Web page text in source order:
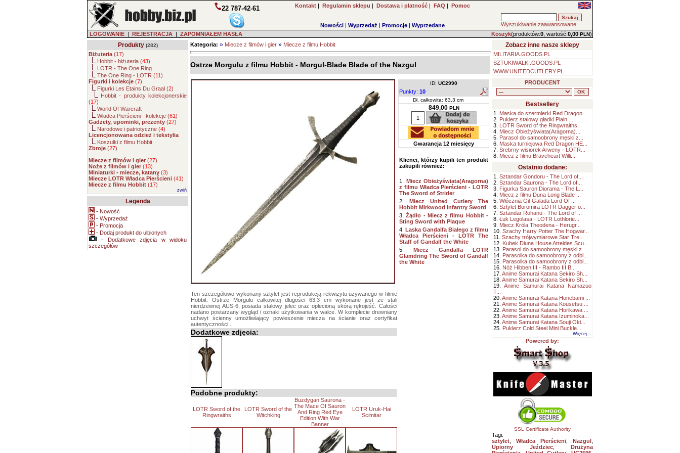
22 787-42-61 Kontakt | Regulamin sklepu | Dostawa i płatność | FAQ | Pomoc
Nowości | Wyprzedaż | Promocje | Wyprzedane
Wyszukiwanie zaawansowane
LOGOWANIE | REJESTRACJA | ZAPOMNIAŁEM HASŁA Koszyk(produktów:0 , wartość:0,00 PLN)
Produkty (282)
Biżuteria (17)
Hobbit - biżuteria (43)
LOTR - The One Ring
The One Ring - LOTR (11)
Figurki i kolekcje (7)
Figurki Les Etains Du Graal (2)
Hobbit - produkty kolekcjonerskie
(17)
World Of Warcraft
Władca Pierścieni - kolekcje (61)
Gadżety, upominki, prezenty (27)
Narodowe i patriotyczne (4)
Licencjonowana odzież i tekstylia
Koszulki z filmu Hobbit
Zbroje (27)
Miecze z filmów i gier (27)
Noże z filmów i gier (13)
Miniaturki - miecze, katany (3)
Miecze LOTR Władca Pierścieni (41)
Miecze z filmu Hobbit (17)
zwiń
Legenda
- Nowość
- Wyprzedaż
- Promocja
- Dodaj produkt do ulbionych
- Dodatkowe zdjęcia w widoku
szczegółów
Kategoria: » Miecze z filmów i gier » Miecze z filmu Hobbit
Ostrze Morgulu z filmu Hobbit - Morgul-Blade Blade of the Nazgul
Ten szczegółowo wykonany sztylet jest reprodukcją rekwizytu używanego w filmie
Hobbit. Ostrze Morgulu całkowitej długości 63,3 cm wykonane jest ze stali
nierdzewnej AUS-6, posiada stalowy jelec oraz oplecioną skórą rękojeść. Całości
nadano postarzany wygląd i oznaki użytkowania w walce. W komplecie drewniany
uchwyt ścienny umożliwiający powieszenie miecza na ścianie oraz certyfikat
autentyczności..
Dodatkowe zdjęcia:
Podobne produkty:
LOTR Sword of the
Ringwraiths
LOTR Sword of the
Witchking
Buzdygan Saurona -
The Mace Of Sauron
And Ring Red Eye
Edition With War
Banner
LOTR Uruk-Hai
Scimitar
ID: UC2990
Punkty: 10
Dł. całkowita: 63,3 cm
849,00 PLN
Gwarancja 12 miesięcy
Klienci, którzy kupili ten produkt
zakupili również:
1. Miecz Obieżyświata(Aragorna)
z filmu Władca Pierścieni - LOTR
The Sword of Strider
2. Miecz United Cutlery The
Hobbit Mirkwood Infantry Sword
3.Żądło - Miecz z filmu Hobbit -
Sting Sword with Plaque
4. Laska Gandalfa Białego z filmu
Władca Pierścieni - LOTR The
Staff of Gandalf the White
5.Miecz Gandalfa LOTR
Glamdring The Sword of Gandalf
the White
Zobacz inne nasze sklepy
MILITARIA.GOODS.PL
SZTUKIWALKI.GOODS.PL
WWW.UNITEDCUTLERY.PL
PRODUCENT
Bestsellery
1. Maska do szermierki Red Dragon...
2. Puklerz stalowy gładki Plain ...
3. LOTR Sword of the Ringwraiths
4. Miecz Obieżyświata(Aragorna)...
5. Parasol do samoobrony męski z...
6. Maska turniejowa Red Dragon HE...
7. Srebrny wisiorek Arweny - LOTR...
8. Miecz z filmu Braveheart Willi...
Ostatnio dodane:
1. Sztandar Gondoru - The Lord of...
2. Sztandar Saurona - The Lord of...
3. Figurka Sauron Diorama - The L...
4. Miecz z filmu Duna Long Blade ...
5. Włócznia Gil-Galada Lord Of ...
6. Sztylet Boromira LOTR Dagger o...
7. Sztandar Rohanu - The Lord of ...
8. Łuk Legolasa - LOTR Lothlorie...
9. Miecz Króla Theodena - Herugr...
10. Szachy Harry Potter The Hogwar...
11. Szachy trójwymiarowe Star Tre...
12. Kubek Diuna House Atreides Scu...
13. Parasol do samoobrony męski z...
14. Parasolka do samoobrony z odbl...
15. Parasolka do samoobrony z odbl...
16. Nóż Hibben III - Rambo III B...
17. Anime Samurai Katana Sekiro Sh...
18. Anime Samurai Katana Sekiro Sh...
19.Anime Samurai Katana Namazuo
T...
20. Anime Samurai Katana Honebami ...
21. Anime Samurai Katana Kousetsu ...
22. Anime Samurai Katana Horikawa ...
23. Anime Samurai Katana Izuminoka...
24. Anime Samurai Katana Souji Oki...
25. Puklerz Cold Steel Mini Buckle...
Więcej...
Powered by:
SSL Certificate Authority
Tagi:
sztylet
Władca Pierścieni Nazgul
Upiorny Jeździec, Drużyna